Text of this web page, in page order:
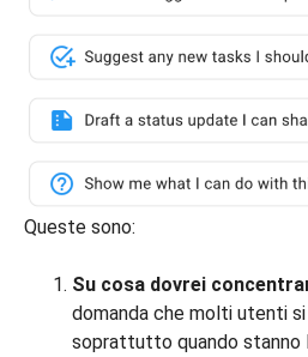
Queste sono:
Su cosa dovrei
domanda che molti utenti
soprattutto quando stanno